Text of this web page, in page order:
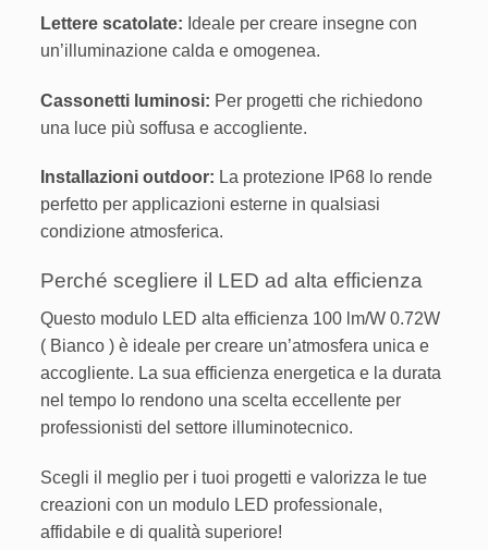
Lettere scatolate: Ideale per creare insegne con
un’illuminazione calda e omogenea.
Cassonetti luminosi: Per progetti che richiedono
una luce più soffusa e accogliente.
Installazioni outdoor: La protezione IP68 lo rende
perfetto per applicazioni esterne in qualsiasi
condizione atmosferica.
Perché scegliere il LED ad alta efficienza
Questo modulo LED alta efficienza 100 lm/W 0.72W
( Bianco ) è ideale per creare un’atmosfera unica e
accogliente. La sua efficienza energetica e la durata
nel tempo lo rendono una scelta eccellente per
professionisti del settore illuminotecnico.
Scegli il meglio per i tuoi progetti e valorizza le tue
creazioni con un modulo LED professionale,
affidabile e di qualità superiore!